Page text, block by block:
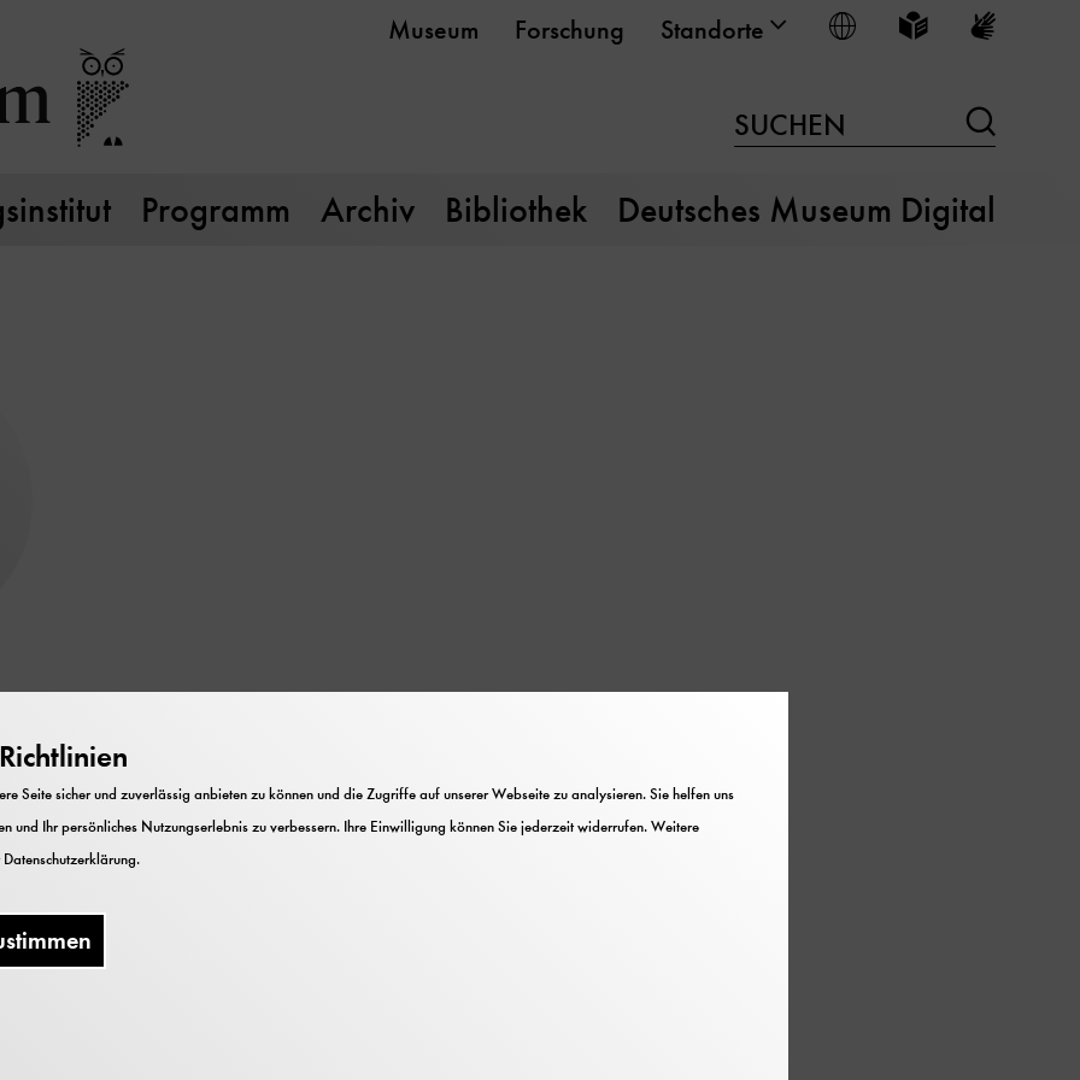
Museum Forschung Standorte Sprache wählen
Leichte Sprache
SUCHEN
Programm Archiv Bibliothek Deutsches Museum Digital
Gül Erdogan
Seite sicher und zuverlässig anbieten zu können und die Zugriffe auf unserer Webseite zu analysieren. Sie helfen uns
und Ihr persönliches Nutzungserlebnis zu verbessern. Ihre Einwilligung können Sie jederzeit widerrufen. Weitere
Datenschutzerklärung.